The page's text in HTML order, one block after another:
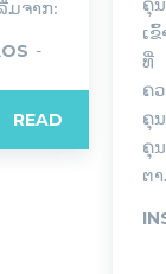
ມຈາກ:
-
READ
ເ
ທີ່
ຄ
ຄຸ
ຄຸ
ຕ